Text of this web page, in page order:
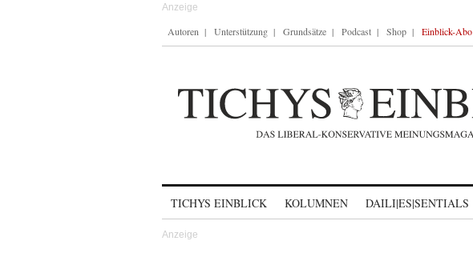
Autoren Unterstützung Grundsätze Podcast Shop Einblick-Abo
TICHYS EINBLICK KOLUMNEN DAILI|ES|SENTIALS